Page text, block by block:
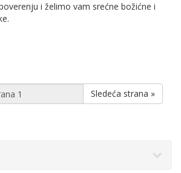
i želimo vam srećne božićne i
Sledeća strana »